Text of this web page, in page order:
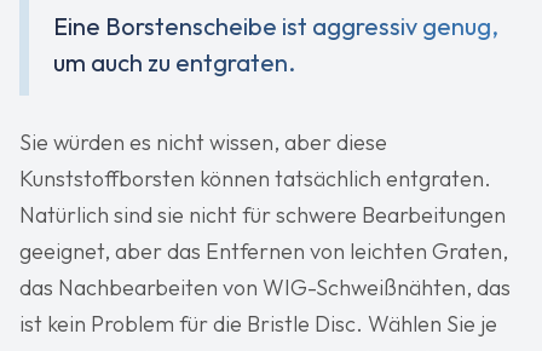
Eine Borstenscheibe ist aggressiv genug,
um auch zu entgraten.
Sie würden es nicht wissen, aber diese
Kunststoffborsten können tatsächlich entgraten.
Natürlich sind sie nicht für schwere Bearbeitungen
geeignet, aber das Entfernen von leichten Graten,
das Nachbearbeiten von WIG-Schweißnähten, das
ist kein Problem für die Bristle Disc. Wählen Sie je